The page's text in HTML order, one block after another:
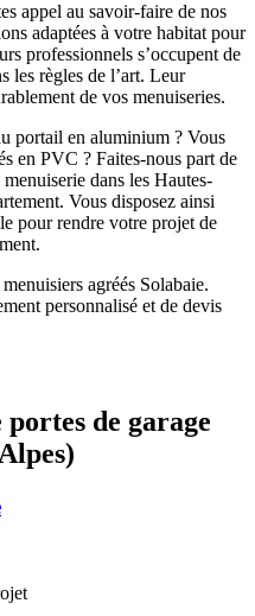
appel au savoir-faire de nos
adaptées à votre habitat pour
professionnels s’occupent de
les règles de l’art. Leur
de vos menuiseries.
portail en aluminium ? Vous
en PVC ? Faites-nous part de
dans les Hautes-
Vous disposez ainsi
pour rendre votre projet de
agréés Solabaie.
personnalisé et de devis
de garage